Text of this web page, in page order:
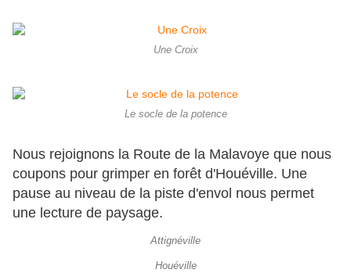
Une Croix
Le socle de la potence
Nous rejoignons la Route de la Malavoye que nous
coupons pour grimper en forêt d'Houéville. Une
pause au niveau de la piste d'envol nous permet
une lecture de paysage.
Attignéville
Houéville